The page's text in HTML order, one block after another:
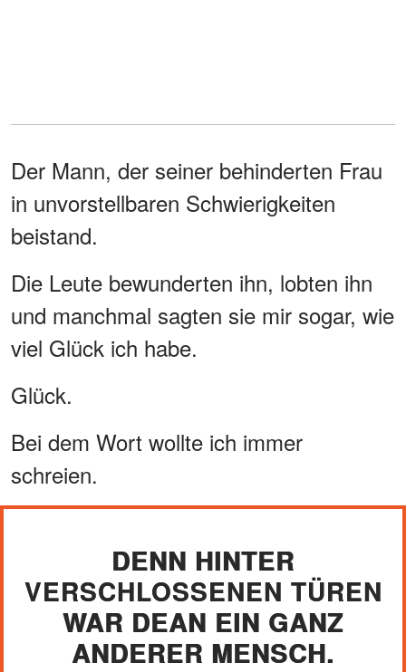
Der Mann, der seiner behinderten Frau
in unvorstellbaren Schwierigkeiten
beistand.
Die Leute bewunderten ihn, lobten ihn
und manchmal sagten sie mir sogar, wie
viel Glück ich habe.
Glück.
Bei dem Wort wollte ich immer
schreien.
DENN HINTER
VERSCHLOSSENEN TÜREN
WAR DEAN EIN GANZ
ANDERER MENSCH.